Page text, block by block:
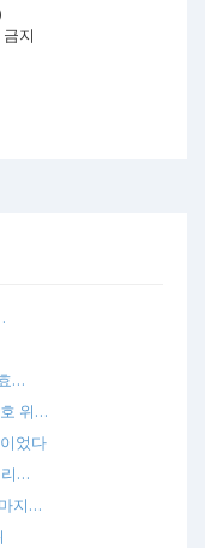
지
…
위…
었다
리…
지…